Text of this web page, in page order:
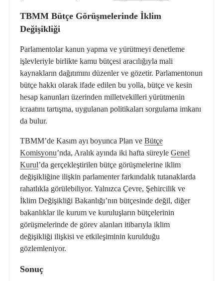
TBMM Bütçe Görüşmelerinde İklim
Değişikliği
Parlamentolar kanun yapma ve yürütmeyi denetleme
işlevleriyle birlikte kamu bütçesi aracılığıyla mali
kaynakların dağıtımını düzenler ve gözetir. Parlamentonun
bütçe hakkı olarak ifade edilen bu yolla, bütçe ve kesin
hesap kanunları üzerinden milletvekilleri yürütmenin
icraatını tartışma, uygulanan politikaları sorgulama imkanı
da bulur.
TBMM’de Kasım ayı boyunca Plan ve Bütçe
Komisyonu’nda, Aralık ayında iki hafta süreyle Genel
Kurul’da gerçekleştirilen bütçe görüşmelerine iklim
değişikliğine ilişkin parlamenter farkındalık tutanaklarda
rahatlıkla görülebiliyor. Yalnızca Çevre, Şehircilik ve
İklim Değişikliği Bakanlığı’nın bütçesinde değil, diğer
bakanlıklar ile kurum ve kuruluşların bütçelerinin
görüşmelerinde de görev alanları itibarıyla iklim
değişikliği ilişkisi ve etkileşiminin kurulduğu
gözlemleniyor.
Sonuç